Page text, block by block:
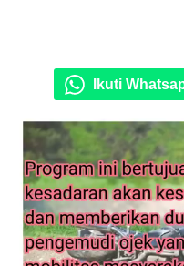
Ikuti